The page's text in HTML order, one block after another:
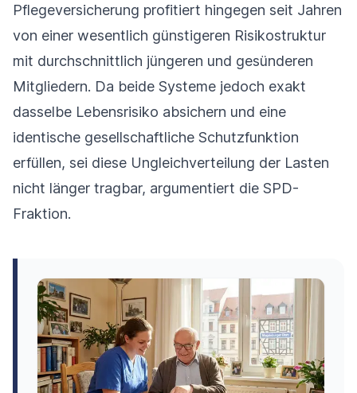
Pflegeversicherung profitiert hingegen seit Jahren
von einer wesentlich günstigeren Risikostruktur
mit durchschnittlich jüngeren und gesünderen
Mitgliedern. Da beide Systeme jedoch exakt
dasselbe Lebensrisiko absichern und eine
identische gesellschaftliche Schutzfunktion
erfüllen, sei diese Ungleichverteilung der Lasten
nicht länger tragbar, argumentiert die SPD-
Fraktion.